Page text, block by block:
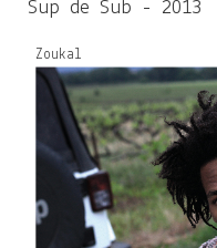
Sup de Sub - 2013
Zoukal